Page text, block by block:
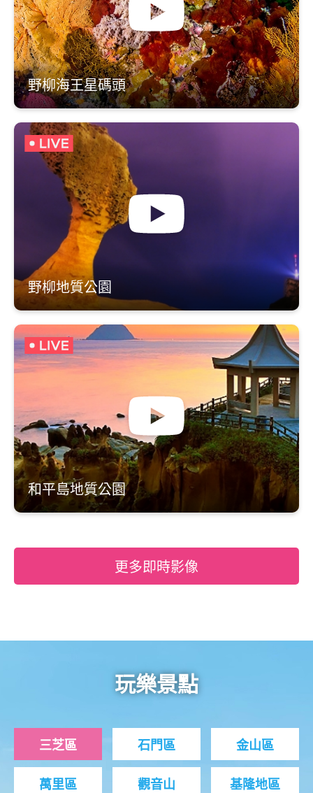
野柳海王星碼頭
野柳地質公園
和平島地質公園
更多即時影像
玩樂景點
三芝區 石門區 金山區
萬里區 觀音山 基隆地區